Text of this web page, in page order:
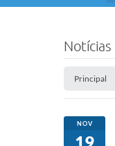
Notícias
Principal
NOV